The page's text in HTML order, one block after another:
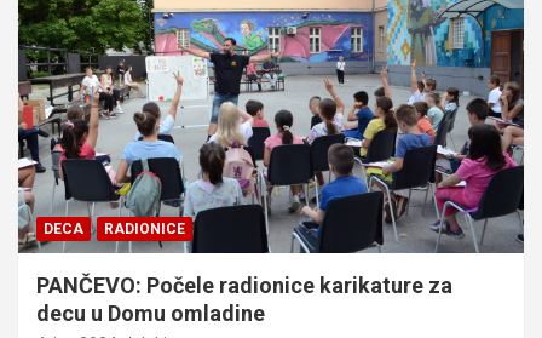
DECA RADIONICE
PANČEVO: Počele radionice karikature za
decu u Domu omladine